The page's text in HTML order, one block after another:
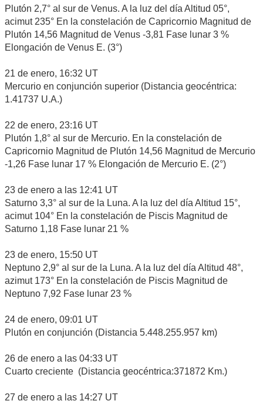
Plutón 2,7° al sur de Venus. A la luz del día Altitud 05°,
acimut 235° En la constelación de Capricornio Magnitud de
Plutón 14,56 Magnitud de Venus -3,81 Fase lunar 3 %
Elongación de Venus E. (3°)
21 de enero, 16:32 UT
Mercurio en conjunción superior (Distancia geocéntrica:
1.41737 U.A.)
22 de enero, 23:16 UT
Plutón 1,8° al sur de Mercurio. En la constelación de
Capricornio Magnitud de Plutón 14,56 Magnitud de Mercurio
-1,26 Fase lunar 17 % Elongación de Mercurio E. (2°)
23 de enero a las 12:41 UT
Saturno 3,3° al sur de la Luna. A la luz del día Altitud 15°,
acimut 104° En la constelación de Piscis Magnitud de
Saturno 1,18 Fase lunar 21 %
23 de enero, 15:50 UT
Neptuno 2,9° al sur de la Luna. A la luz del día Altitud 48°,
azimut 173° En la constelación de Piscis Magnitud de
Neptuno 7,92 Fase lunar 23 %
24 de enero, 09:01 UT
Plutón en conjunción (Distancia 5.448.255.957 km)
26 de enero a las 04:33 UT
Cuarto creciente (Distancia geocéntrica:371872 Km.)
27 de enero a las 14:27 UT